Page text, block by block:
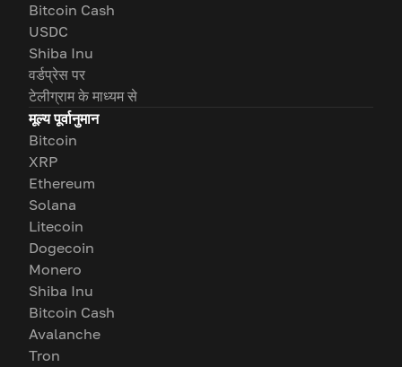
Bitcoin Cash
USDC
Shiba Inu
वर्डप्रेस पर
टेलीग्राम के माध्यम से
मूल्य पूर्वानुमान
Bitcoin
XRP
Ethereum
Solana
Litecoin
Dogecoin
Monero
Shiba Inu
Bitcoin Cash
Avalanche
Tron